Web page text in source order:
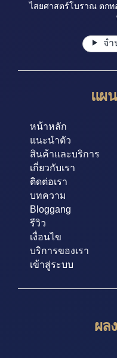
ไสยศาสตร์โบราณ ตกท
จำ
แผ
หน้าหลัก
แนะนำตัว
สินค้าและบริการ
เกี่ยวกับเรา
ติดต่อเรา
บทความ
Bloggang
รีวิว
เงื่อนไข
บริการของเรา
เข้าสู่ระบบ
ผล